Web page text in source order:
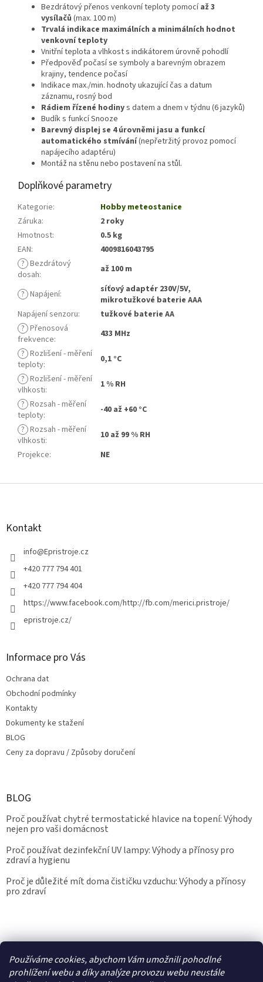
Používáme cookies, abychom Vám umožnili pohodlné
prohlížení webu a díky analýze provozu webu neustále
Bezdrátový přenos venkovní teploty pomocíaž 3
vysílačů (max. 100 m)
Trvalá indikace maximálních a minimálních hodnot
venkovní teploty
Vnitřní teplota a vlhkost s indikátorem úrovně pohodlí
Předpověď počasí se symboly a barevným obrazem
krajiny, tendence počasí
Indikace max./min. hodnoty ukazující čas a datum
záznamu, rosný bod
Rádiem řízené hodinys datem a dnem v týdnu (6 jazyků)
Budík s funkcí Snooze
Barevný displej se 4 úrovněmi jasu a funkcí
automatického stmívání(nepřetržitý provoz pomocí
napájecího adaptéru)
Montáž na stěnu nebo postavení na stůl.
Doplňkové parametry
Kategorie:
Hobby meteostanice
Záruka:
2 roky
Hmotnost:
0.5 kg
EAN:
4009816043795
? Bezdrátový
dosah: až 100 m
? Napájení:
síťový adaptér 230V/5V,
mikrotužkové baterie AAA
Napájení senzoru:
tužkové baterie AA
? Přenosová
frekvence:
433 MHz
? Rozlišení - měření
teploty:
0,1 °C
? Rozlišení - měření
vlhkosti:
1 % RH
? Rozsah - měření
teploty:
-40 až +60 °C
? Rozsah - měření
vlhkosti:
10 až 99 % RH
Projekce: NE
Z
Kontakt
info@Epristroje.cz
+420 777 794 401
+420 777 794 404
https://www.facebook.com/http://fb.com/merici.pristroje/
epristroje.cz/
Informace pro Vás
Ochrana dat
Obchodní podmínky
Kontakty
Dokumenty ke stažení
BLOG
Ceny za dopravu / Způsoby doručení
BLOG
Proč používat chytré termostatické hlavice na topení: Výhody
nejen pro vaši domácnost
Proč používat dezinfekční UV lampy: Výhody a přínosy pro
zdraví a hygienu
Proč je důležité mít doma čističku vzduchu: Výhody a přínosy
pro zdraví